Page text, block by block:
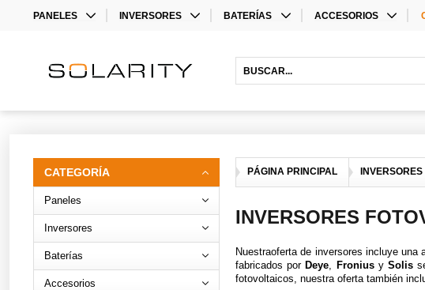
PANELES
BIFACIAL
INVERSORES
INVERSORES HÍBRIDOS
BATERÍAS ACCESORIOS
INVERSORES
ACCESORIOS
PÁGINA PRINCIPAL INVERSORES
INVERSORES
Nuestraoferta de inversores incluye
fabricados por Deye, Fronius ySolis
fotovoltaicos, nuestra oferta también
CATEGORÍA
Paneles
Inversores
Baterías
Accesorios